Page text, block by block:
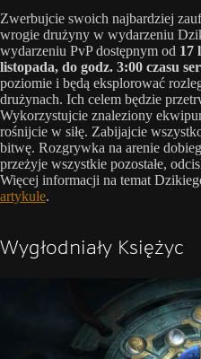
Zwerbujcie swoich najbardziej
wrogie drużyny w wydarzeniu
wydarzeniu PvP dostępnym od 17
listopada, do godz. 3:00 czasu
poziomie i będą eksplorować
drużynach. Ich celem będzie
Wykorzystujcie znaleziony
rośnijcie w siłę. Zabijajcie
bitwę. Rozgrywka na arenie
przeżyje wszystkie pozostałe,
Więcej informacji na temat
artykule.
Wygłodniały Księżyc